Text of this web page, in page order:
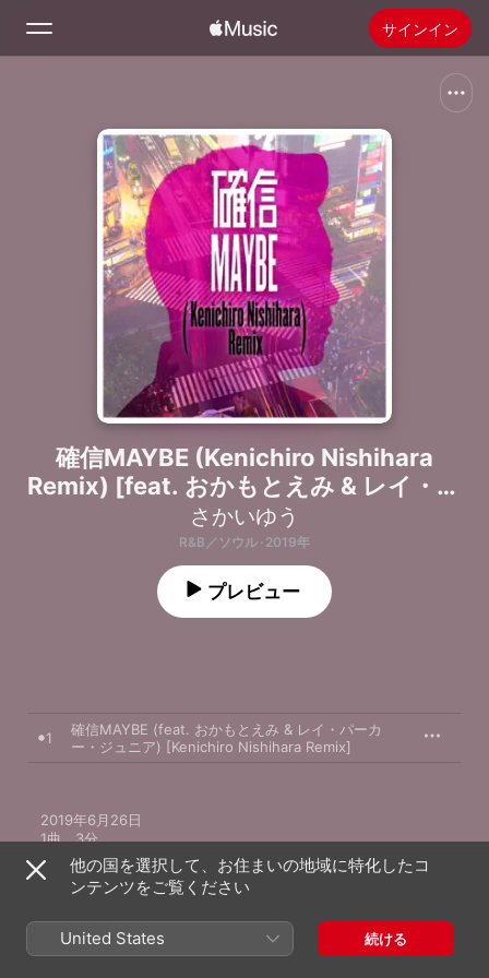
サインイン
ホーム
新着おすすめ
ラジオ
Apple Musicをインストール
確信MAYBE (Kenichiro Nishihara
Remix) [feat. おかもとえみ & レイ・パ
ーカー・ジュニア] - Single
さかいゆう
R&B／ソウル · 2019年
プレビュー
1
確信MAYBE (feat. おかもとえみ & レイ・パーカ
ー・ジュニア) [Kenichiro Nishihara Remix]
2019年6月26日
1曲、3分
An AUGUSTA RECORDS release; ℗ 2019 UNIVERSAL MUSIC
LLC
他の国を選択して、お住まいの地域に特化したコ
ンテンツをご覧ください
United States 続ける